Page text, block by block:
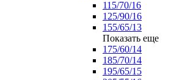
115/70/16
125/90/16
155/65/13
Показать еще
175/60/14
185/70/14
195/65/15